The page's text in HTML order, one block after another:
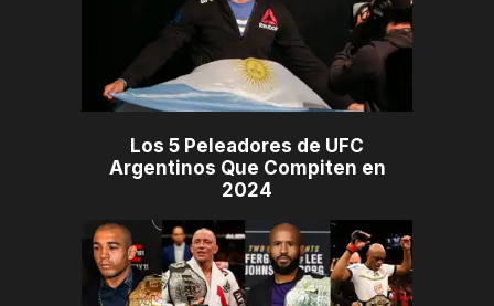
Los 5 Peleadores de UFC
Argentinos Que Compiten en
2024